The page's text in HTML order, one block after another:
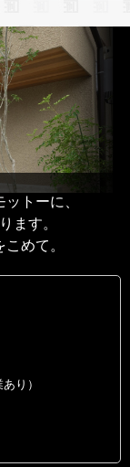
トーに、
ます。
めて。
り）